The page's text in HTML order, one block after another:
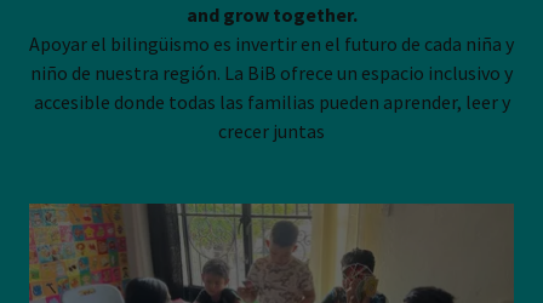
and grow together.
Apoyar el bilingüismo es invertir en el futuro de cada niña y
niño de nuestra región. La BiB ofrece un espacio inclusivo y
accesible donde todas las familias pueden aprender, leer y
crecer juntas